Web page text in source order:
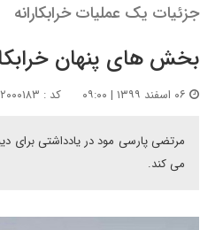
جزئیات یک عملیات خرابکارانه
بخش های پنهان
کد : ۲۰۰۰۱۸۳
مرتضی پارسی مود در یادداشتی برای
می کند.